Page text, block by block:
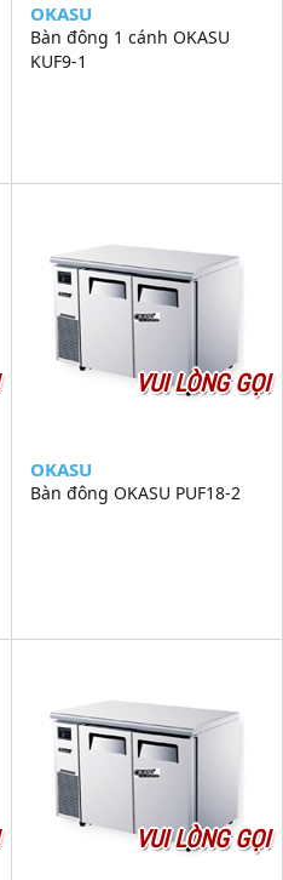
OKASU
Bàn đông 1 cánh OKASU
KUF9-1
VUI LÒNG GỌI
OKASU
Bàn đông OKASU PUF18-2
VUI LÒNG GỌI